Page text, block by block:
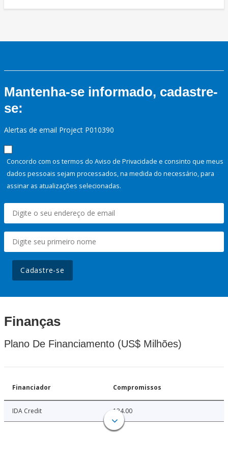
Mantenha-se informado, cadastre-
se:
Alertas de email Project P010390
Concordo com os termos do Aviso de Privacidade e consinto que meus
dados pessoais sejam processados, na medida do necessário, para
assinar as atualizações selecionadas.
Cadastre-se
Finanças
Plano De Financiamento (US$ Milhões)
Financiador Compromissos
IDA Credit 124.00